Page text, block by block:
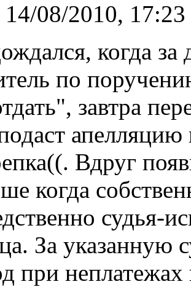
14/08/2010, 17:23
когда за
по
завтра
Вдруг
когда
судья-
За указанную
при